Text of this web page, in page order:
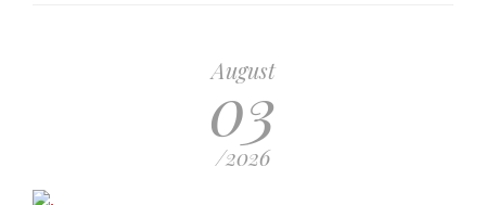
August
03
/2026